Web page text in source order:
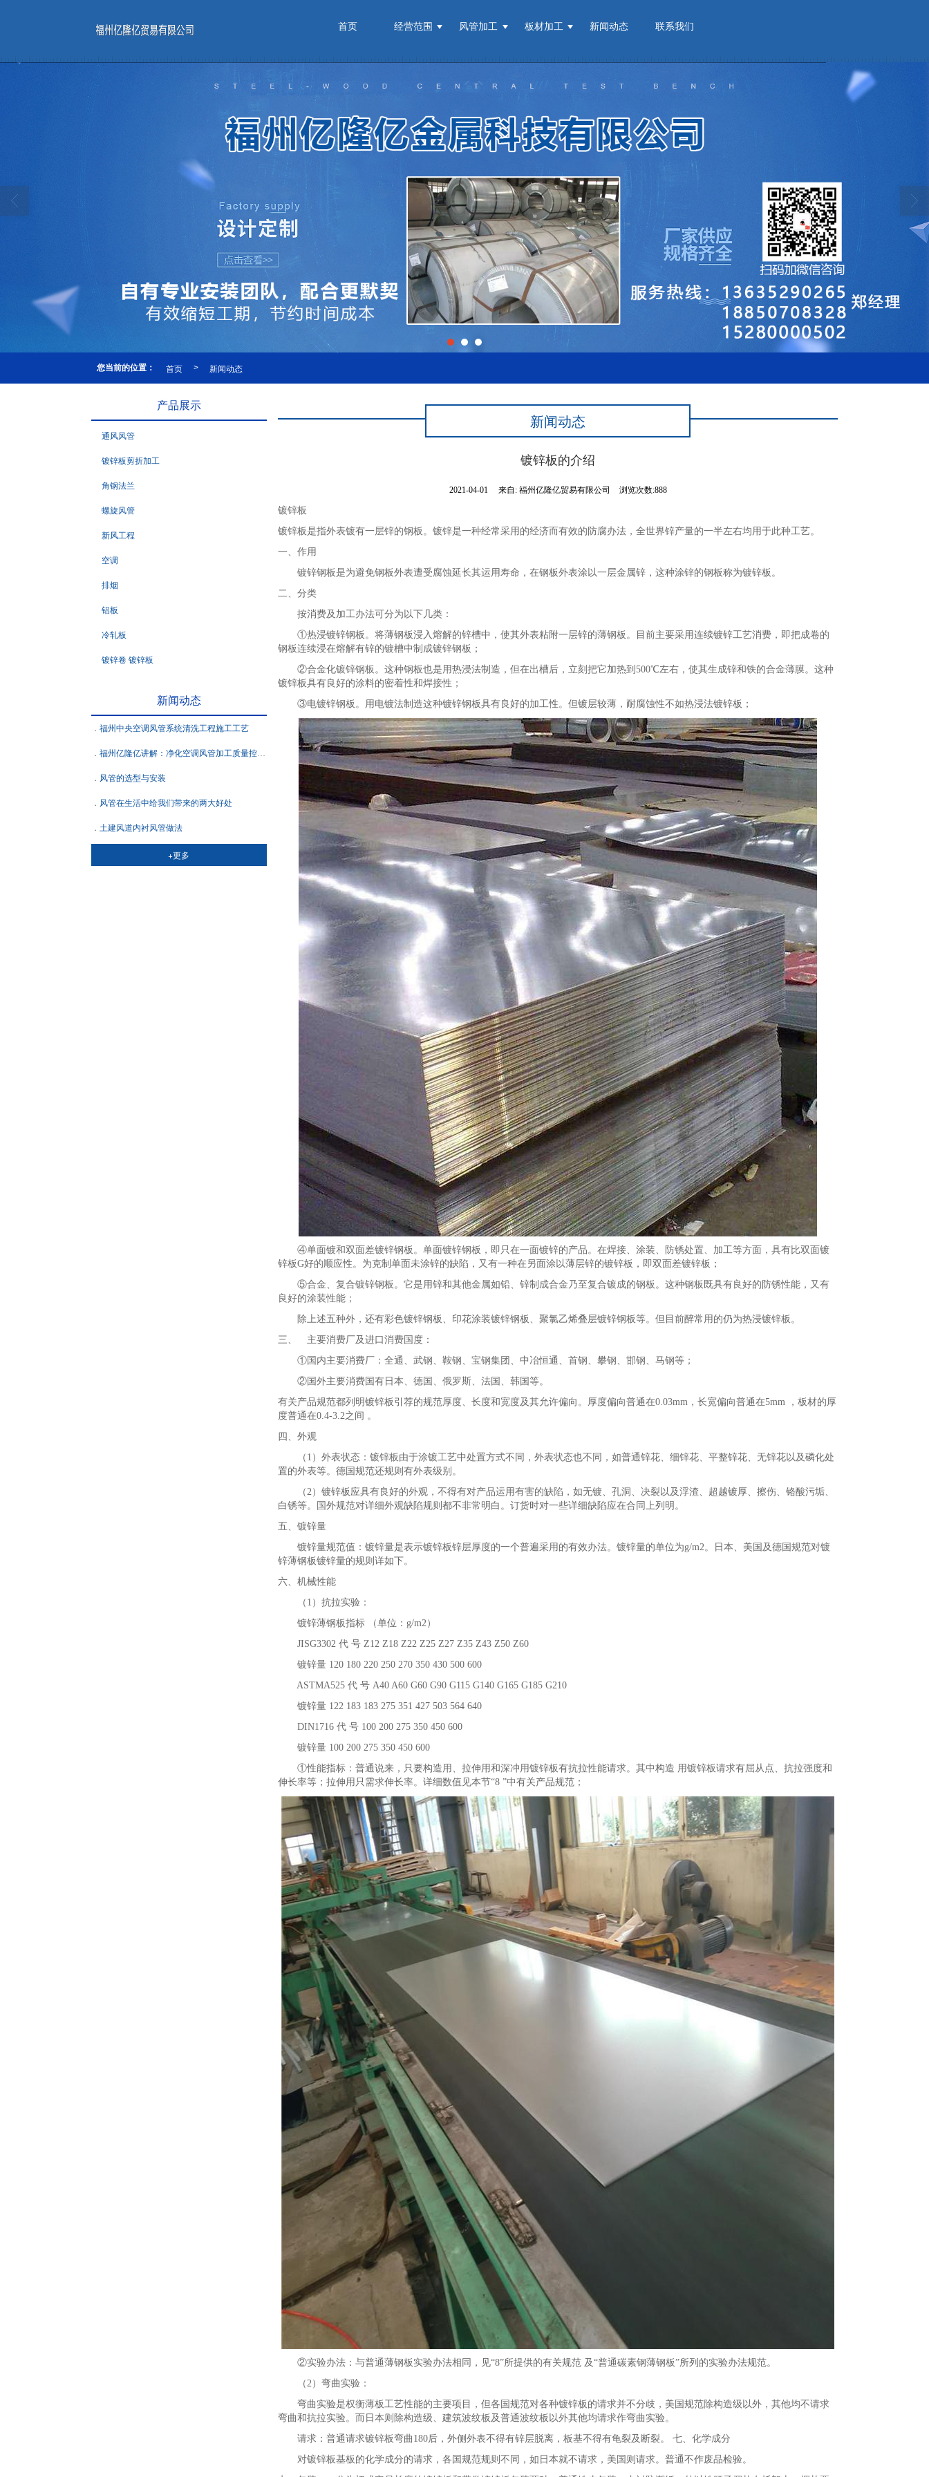
首页 经营范围 风管加工 板材加工 新闻动态 联系我们
您当前的位置： 首页 > 新闻动态
新闻动态
镀锌板的介绍
2021-04-01 来自: 福州亿隆亿贸易有限公司 浏览次数:888
镀锌板
镀锌板是指外表镀有一层锌的钢板。镀锌是一种经常采用的经济而有效的防腐办法，全世界锌产量的一半左右均用于此种工艺。
一、作用
镀锌钢板是为避免钢板外表遭受腐蚀延长其运用寿命，在钢板外表涂以一层金属锌，这种涂锌的钢板称为镀锌板。
二、分类
按消费及加工办法可分为以下几类：
①热浸镀锌钢板。将薄钢板浸入熔解的锌槽中，使其外表粘附一层锌的薄钢板。目前主要采用连续镀锌工艺消费，即把成卷的
钢板连续浸在熔解有锌的镀槽中制成镀锌钢板；
②合金化镀锌钢板。这种钢板也是用热浸法制造，但在出槽后，立刻把它加热到500℃左右，使其生成锌和铁的合金薄膜。这种
镀锌板具有良好的涂料的密着性和焊接性；
③电镀锌钢板。用电镀法制造这种镀锌钢板具有良好的加工性。但镀层较薄，耐腐蚀性不如热浸法镀锌板；
④单面镀和双面差镀锌钢板。单面镀锌钢板，即只在一面镀锌的产品。在焊接、涂装、防锈处置、加工等方面，具有比双面镀
锌板G好的顺应性。为克制单面未涂锌的缺陷，又有一种在另面涂以薄层锌的镀锌板，即双面差镀锌板；
⑤合金、复合镀锌钢板。它是用锌和其他金属如铅、锌制成合金乃至复合镀成的钢板。这种钢板既具有良好的防锈性能，又有
良好的涂装性能；
除上述五种外，还有彩色镀锌钢板、印花涂装镀锌钢板、聚氯乙烯叠层镀锌钢板等。但目前醉常用的仍为热浸镀锌板。
三、 主要消费厂及进口消费国度：
①国内主要消费厂：全通、武钢、鞍钢、宝钢集团、中冶恒通、首钢、攀钢、邯钢、马钢等；
②国外主要消费国有日本、德国、俄罗斯、法国、韩国等。
有关产品规范都列明镀锌板引荐的规范厚度、长度和宽度及其允许偏向。厚度偏向普通在0.03mm，长宽偏向普通在5mm ，板材的厚
度普通在0.4-3.2之间 。
四、外观
（1）外表状态：镀锌板由于涂镀工艺中处置方式不同，外表状态也不同，如普通锌花、细锌花、平整锌花、无锌花以及磷化处
置的外表等。德国规范还规则有外表级别。
（2）镀锌板应具有良好的外观，不得有对产品运用有害的缺陷，如无镀、孔洞、决裂以及浮渣、超越镀厚、擦伤、铬酸污垢、
白锈等。国外规范对详细外观缺陷规则都不非常明白。订货时对一些详细缺陷应在合同上列明。
五、镀锌量
镀锌量规范值：镀锌量是表示镀锌板锌层厚度的一个普遍采用的有效办法。镀锌量的单位为g/m2。日本、美国及德国规范对镀
锌薄钢板镀锌量的规则详如下。
六、机械性能
（1）抗拉实验：
镀锌薄钢板指标 （单位：g/m2）
JISG3302 代 号 Z12 Z18 Z22 Z25 Z27 Z35 Z43 Z50 Z60
镀锌量 120 180 220 250 270 350 430 500 600
ASTMA525 代 号 A40 A60 G60 G90 G115 G140 G165 G185 G210
镀锌量 122 183 183 275 351 427 503 564 640
DIN1716 代 号 100 200 275 350 450 600
镀锌量 100 200 275 350 450 600
①性能指标：普通说来，只要构造用、拉伸用和深冲用镀锌板有抗拉性能请求。其中构造 用镀锌板请求有屈从点、抗拉强度和
伸长率等；拉伸用只需求伸长率。详细数值见本节“8 ”中有关产品规范；
②实验办法：与普通薄钢板实验办法相同，见“8”所提供的有关规范 及“普通碳素钢薄钢板”所列的实验办法规范。
（2）弯曲实验：
弯曲实验是权衡薄板工艺性能的主要项目，但各国规范对各种镀锌板的请求并不分歧，美国规范除构造级以外，其他均不请求
弯曲和抗拉实验。而日本则除构造级、建筑波纹板及普通波纹板以外其他均请求作弯曲实验。
请求：普通请求镀锌板弯曲180后，外侧外表不得有锌层脱离，板基不得有龟裂及断裂。 七、化学成分
对镀锌板基板的化学成分的请求，各国规范规则不同，如日本就不请求，美国则请求。普通不作废品检验。
产品展示
通风风管
镀锌板剪折加工
角钢法兰
螺旋风管
新风工程
空调
排烟
铝板
冷轧板
镀锌卷 镀锌板
新闻动态
福州中央空调风管系统清洗工程施工工艺
福州亿隆亿讲解：净化空调风管加工质量控制要点
风管的选型与安装
风管在生活中给我们带来的两大好处
土建风道内衬风管做法
+更多